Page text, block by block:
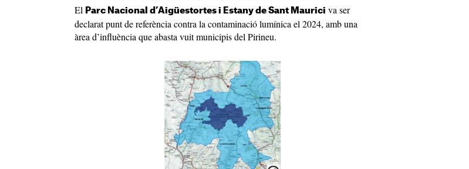
El Parc Nacional d’Aigüestortes i Estany de Sant Maurici va ser
declarat punt de referència contra la contaminació lumínica el 2024, amb una
àrea d’influència que abasta vuit municipis del Pirineu.